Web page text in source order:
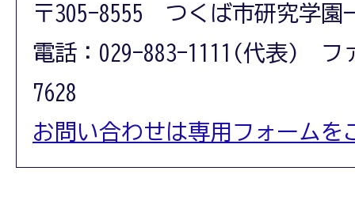
〒305-8555 つくば市研究学園
電話：029-883-1111(代表) フ
7628
お問い合わせは専用フォームを